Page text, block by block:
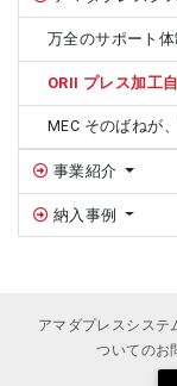
万全のサポート体
ORII プレス加工
MEC そのばねが
事業紹介
納入事例
アマダプレスシステ
ついてのお